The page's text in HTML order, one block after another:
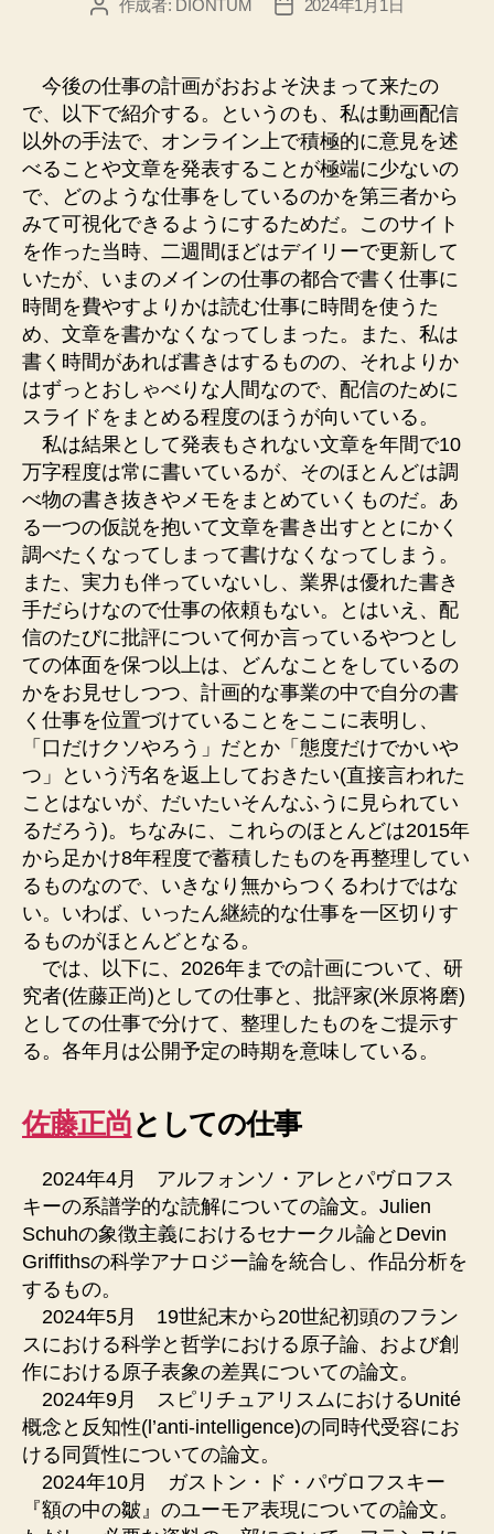
投 作成者: DIONTUM
投
2024年1月1日
今後の仕事の計画がおおよそ決まって来たの
で、以下で紹介する。というのも、私は動画配信
以外の手法で、オンライン上で積極的に意見を述
べることや文章を発表することが極端に少ないの
で、どのような仕事をしているのかを第三者から
みて可視化できるようにするためだ。このサイト
を作った当時、二週間ほどはデイリーで更新して
いたが、いまのメインの仕事の都合で書く仕事に
時間を費やすよりかは読む仕事に時間を使うた
め、文章を書かなくなってしまった。また、私は
書く時間があれば書きはするものの、それよりか
はずっとおしゃべりな人間なので、配信のために
スライドをまとめる程度のほうが向いている。
私は結果として発表もされない文章を年間で10
万字程度は常に書いているが、そのほとんどは調
べ物の書き抜きやメモをまとめていくものだ。あ
る一つの仮説を抱いて文章を書き出すととにかく
調べたくなってしまって書けなくなってしまう。
また、実力も伴っていないし、業界は優れた書き
手だらけなので仕事の依頼もない。とはいえ、配
信のたびに批評について何か言っているやつとし
ての体面を保つ以上は、どんなことをしているの
かをお見せしつつ、計画的な事業の中で自分の書
く仕事を位置づけていることをここに表明し、
「口だけクソやろう」だとか「態度だけでかいや
つ」という汚名を返上しておきたい(直接言われた
ことはないが、だいたいそんなふうに見られてい
るだろう)。ちなみに、これらのほとんどは2015年
から足かけ8年程度で蓄積したものを再整理してい
るものなので、いきなり無からつくるわけではな
い。いわば、いったん継続的な仕事を一区切りす
るものがほとんどとなる。
では、以下に、2026年までの計画について、研
究者(佐藤正尚)としての仕事と、批評家(米原将磨)
としての仕事で分けて、整理したものをご提示す
る。各年月は公開予定の時期を意味している。
佐藤正尚としての仕事
2024年4月 アルフォンソ・アレとパヴロフス
キーの系譜学的な読解についての論文。Julien
Schuhの象徴主義におけるセナークル論とDevin
Griffithsの科学アナロジー論を統合し、作品分析を
するもの。
2024年5月 19世紀末から20世紀初頭のフラン
スにおける科学と哲学における原子論、および創
作における原子表象の差異についての論文。
2024年9月 スピリチュアリスムにおけるUnité
概念と反知性(l’anti-intelligence)の同時代受容にお
ける同質性についての論文。
2024年10月 ガストン・ド・パヴロフスキー
『額の中の皺』のユーモア表現についての論文。